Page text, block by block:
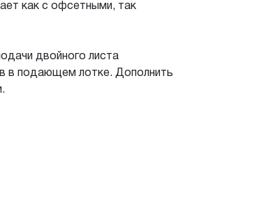
как с офсетными, так
двойного листа
в подающем лотке. Дополнить